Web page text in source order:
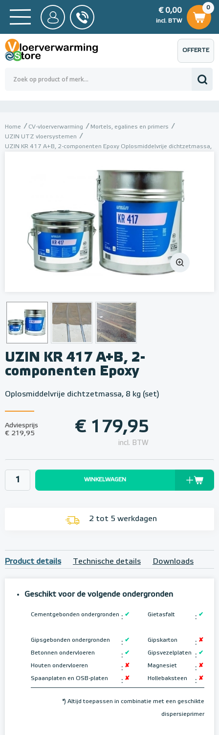
BTW
0,00
0
€ 0,00
incl. BTW
€ 0,00
OFFERTE
AANVRAGEN
Home CV-vloerverwarming
Mortels, egalines en primers
UZIN UTZ vloersystemen
UZIN KR 417 A+B, 2-componenten Epoxy Oplosmiddelvrije dichtzetmassa,
UZIN KR 417 A+B, 2-
componenten Epoxy
Oplosmiddelvrije dichtzetmassa, 8 kg (set)
Adviesprijs
€ 219,95
€ 179,95
incl. BTW
WINKELWAGEN
2 tot 5 werkdagen
Product details Technische details Downloads
Geschikt voor de volgende ondergronden
Cementgebonden ondergronden : ✔ Gietasfalt : ✔
Gipsgebonden ondergronden : ✔ Gipskarton : ✘
Betonnen ondervloeren : ✔ Gipsvezelplaten : ✔
Houten ondervloeren : ✘ Magnesiet : ✘
Spaanplaten en OSB-platen : ✘ Hollebaksteen : ✘
*) Altijd toepassen in combinatie met een geschikte
dispersieprimer